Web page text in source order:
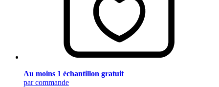
Au moins 1 échantillon gratuit
par commande